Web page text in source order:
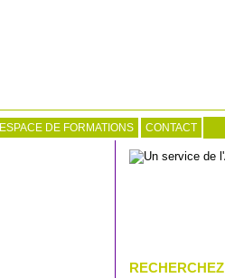
ESPACE DE FORMATIONS CONTACT
RECHERCHEZ